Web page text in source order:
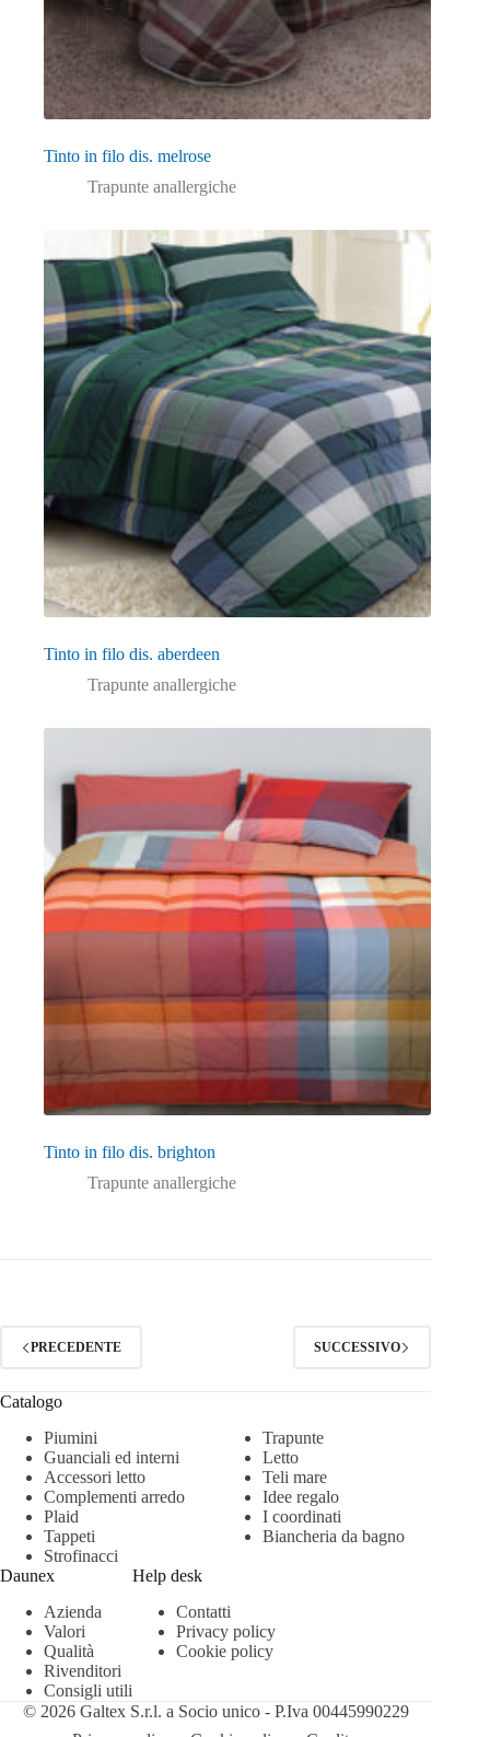
Tinto in filo dis. melrose
Trapunte anallergiche
Tinto in filo dis. aberdeen
Trapunte anallergiche
Tinto in filo dis. brighton
Trapunte anallergiche
PRECEDENTE SUCCESSIVO
Catalogo
Piumini
Trapunte
Guanciali ed interni
Letto
Accessori letto
Teli mare
Complementi arredo
Idee regalo
Plaid
I coordinati
Tappeti
Biancheria da bagno
Strofinacci
Daunex
Azienda
Valori
Qualità
Rivenditori
Consigli utili
Help desk
Contatti
Privacy policy
Cookie policy
© 2026 Galtex S.r.l. a Socio unico - P.Iva 00445990229